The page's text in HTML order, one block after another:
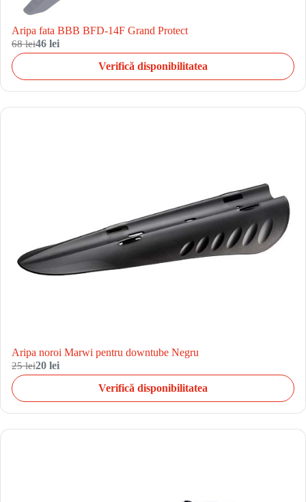
Aripa fata BBB BFD-14F Grand Protect
68 lei46 lei
Verifică disponibilitatea
Aripa noroi Marwi pentru downtube Negru
25 lei20 lei
Verifică disponibilitatea